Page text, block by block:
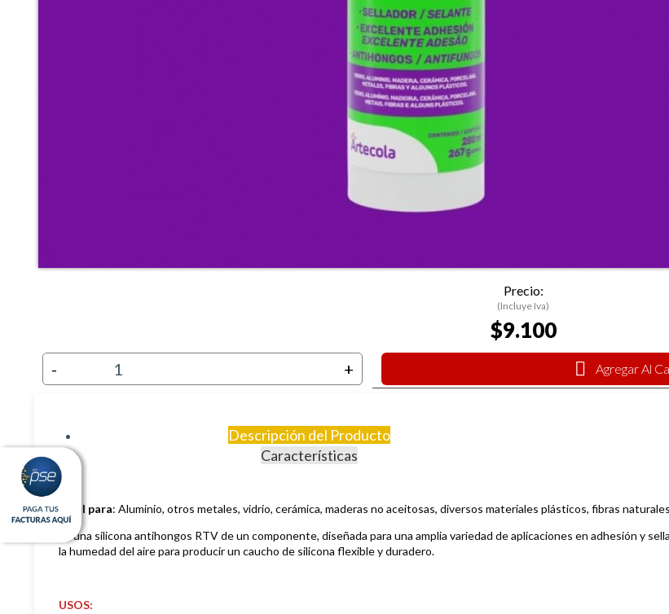
Precio:
(Incluye Iva)
$9.100
- + Agregar Al
Descripción del Producto
Características
Ideal para: Aluminio, otros metales, vidrio, cerámica, maderas no aceitosas, diversos materiales plásticos, fibras
Es una silicona antihongos RTV de un componente, diseñada para una amplia variedad de aplicaciones en adhesión y
la humedad del aire para producir un caucho de silicona flexible y duradero.
USOS: